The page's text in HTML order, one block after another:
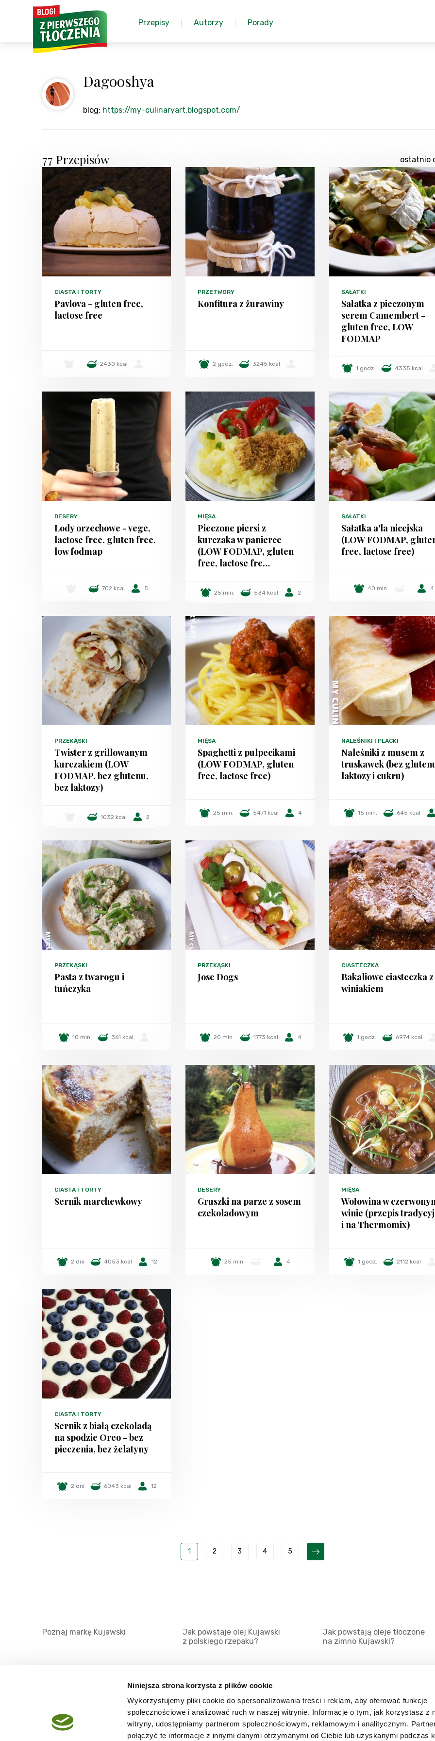
Niniejsza strona korzysta z plików cookie
Wykorzystujemy pliki cookie do spersonalizowania treści i reklam, aby oferować funkcje
społecznościowe i analizować ruch w naszej witrynie. Informacje o tym, jak korzystasz z
witryny, udostępniamy partnerom społecznościowym, reklamowym i analitycznym.
połączyć te informacje z innymi danymi otrzymanymi od Ciebie lub uzyskanymi podczas
Przepisy Autorzy Porady
Dagooshya
blog: https://my-culinaryart.blogspot.com/
77 Przepisów ostatnio
CIASTA I TORTY
Pavlova - gluten free,
lactose free
2430 kcal
PRZETWORY
Konfitura z żurawiny
2 godz. 3245 kcal
SAŁATKI
Sałatka z pieczonym
serem Camembert -
gluten free, LOW
FODMAP
1 godz. 4335 kcal
DESERY
Lody orzechowe - vege,
lactose free, gluten free,
low fodmap
702 kcal 5
MIĘSA
Pieczone piersi z
kurczaka w panierce
(LOW FODMAP, gluten
free, lactose fre…
25 min. 534 kcal 2
SAŁATKI
Sałatka a'la nicejska
(LOW FODMAP,
free, lactose free)
40 min. 4
PRZEKĄSKI
Twister z grillowanym
kurczakiem (LOW
FODMAP, bez glutenu,
bez laktozy)
1032 kcal 2
MIĘSA
Spaghetti z pulpecikami
(LOW FODMAP, gluten
free, lactose free)
25 min. 5471 kcal 4
NALEŚNIKI I PLACKI
Naleśniki z musem z
truskawek (bez
laktozy i cukru)
15 min. 645 kcal
PRZEKĄSKI
Pasta z twarogu i
tuńczyka
10 min. 361 kcal
PRZEKĄSKI
Jose Dogs
20 min. 1773 kcal 4
CIASTECZKA
Bakaliowe ciasteczka z
winiakiem
1 godz. 6974 kcal
CIASTA I TORTY
Sernik marchewkowy
2 dni 4053 kcal 12
DESERY
Gruszki na parze z sosem
czekoladowym
25 min. 4
MIĘSA
Wołowina w
winie (przepis
i na Thermomix)
1 godz. 2112 kcal
CIASTA I TORTY
Sernik z białą czekoladą
na spodzie Oreo - bez
pieczenia, bez żelatyny
2 dni 6043 kcal 12
1 2 3 4 5
Poznaj markę Kujawski
Jak powstaje olej Kujawski
z polskiego rzepaku?
Jak powstają oleje tłoczone
na zimno Kujawski?
Regulamin
Mapa serwisu
Kanały RSS